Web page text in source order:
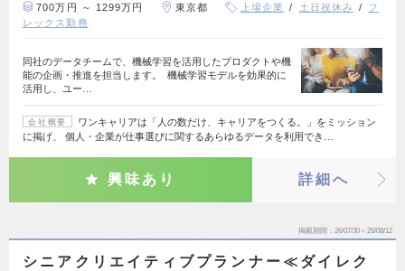
700万円 ～ 1299万円 東京都 上場企業 土日祝休み
フ
レックス勤務
同社のデータチームで、機械学習を活用したプロダクトや機
能の企画・推進を担当します。 機械学習モデルを効果的に
活用し、ユー…
会社概要
ワンキャリアは「人の数だけ、キャリアをつくる。」をミッション
に掲げ、 個人・企業が仕事選びに関するあらゆるデータを利用でき…
興味あり 詳細へ
掲載期間 26/07/30～26/08/12
シニアクリエイティブプランナー≪ダイレク